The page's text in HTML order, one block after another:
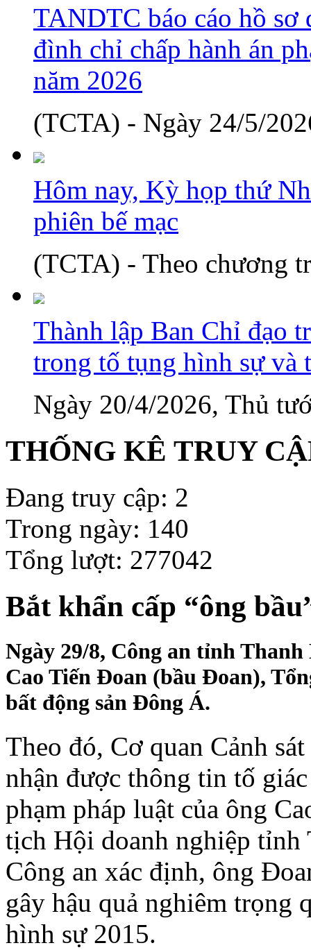
TANDTC báo cáo hồ sơ
đình chỉ chấp hành án
năm 2026
(TCTA) - Ngày 24/5/
Hôm nay, Kỳ họp thứ
phiên bế mạc
(TCTA) - Theo chương
Thành lập Ban Chỉ đạo
trong tố tụng hình sự và
Ngày 20/4/2026, Thủ
THỐNG KÊ TRUY
Đang truy cập: 2
Trong ngày: 140
Tổng lượt: 277042
Bắt khẩn cấp “ông
Ngày 29/8, Công an tỉnh
Cao Tiến Đoan (bầu Đoan),
bất động sản Đông Á.
Theo đó, Cơ quan Cảnh
nhận được thông tin tố
phạm pháp luật của ông
tịch Hội doanh nghiệp tỉnh
Công an xác định, ông
gây hậu quả nghiêm
hình sự 2015.